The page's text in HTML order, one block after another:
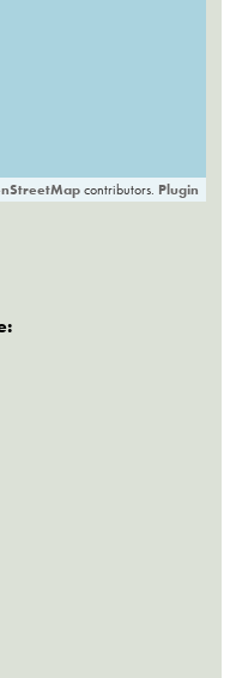
contributors. Plugin